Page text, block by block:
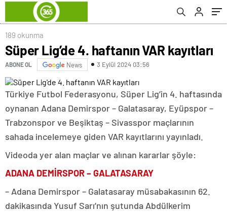
189 okunma
Süper Lig’de 4. haftanın VAR kayıtları
ABONE OL News 3 Eylül 2024 03:56
Türkiye Futbol Federasyonu, Süper Lig’in 4. haftasında
oynanan Adana Demirspor – Galatasaray, Eyüpspor –
Trabzonspor ve Beşiktaş – Sivasspor maçlarının
sahada incelemeye giden VAR kayıtlarını yayınladı.
Videoda yer alan maçlar ve alınan kararlar şöyle:
ADANA DEMİRSPOR – GALATASARAY
– Adana Demirspor – Galatasaray müsabakasının 62.
dakikasında Yusuf Sarı’nın şutunda Abdülkerim